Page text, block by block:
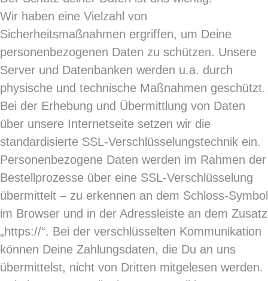
Wir haben eine Vielzahl von
Sicherheitsmaßnahmen ergriffen, um Deine
personenbezogenen Daten zu schützen. Unsere
Server und Datenbanken werden u.a. durch
physische und technische Maßnahmen geschützt.
Bei der Erhebung und Übermittlung von Daten
über unsere Internetseite setzen wir die
standardisierte SSL-Verschlüsselungstechnik ein.
Personenbezogene Daten werden im Rahmen der
Bestellprozesse über eine SSL-Verschlüsselung
übermittelt – zu erkennen an dem Schloss-Symbol
im Browser und in der Adressleiste an dem Zusatz
„https://“. Bei der verschlüsselten Kommunikation
können Deine Zahlungsdaten, die Du an uns
übermittelst, nicht von Dritten mitgelesen werden.